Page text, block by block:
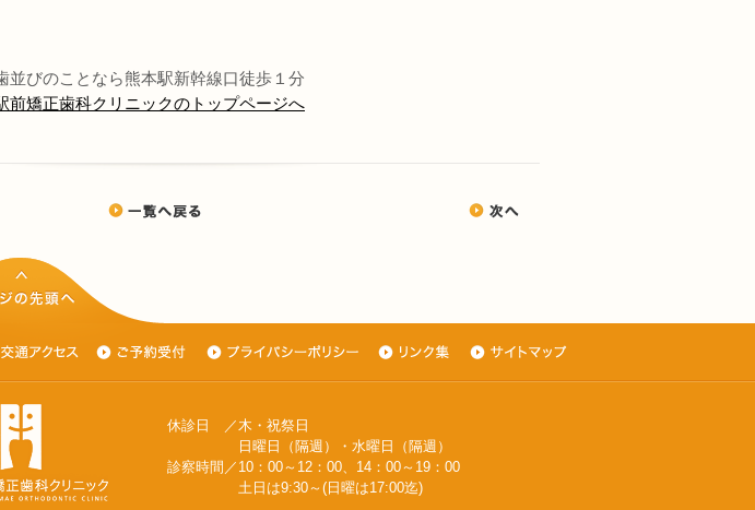
びのことなら熊本駅新幹線口徒歩１分
矯正歯科クリニックのトップページへ
休診日 ／木・祝祭日
日曜日（隔週）・水曜日（隔週）
診察時間／10：00～12：00、14：00～19：00
土日は9:30～(日曜は17:00迄)